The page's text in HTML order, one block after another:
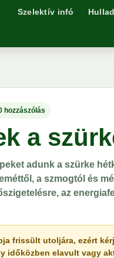
Szelektív infó
hozzászólás
a
adunk a szürke
a szmogtól és
az
frissült utoljára, ezért
időközben elavult vagy